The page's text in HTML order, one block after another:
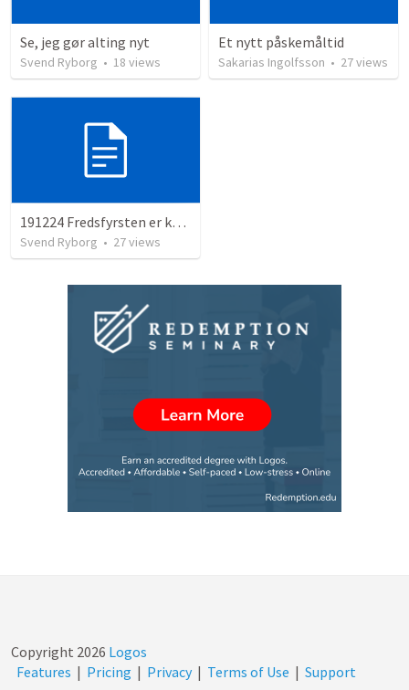
Se, jeg gør alting nyt
Svend Ryborg • 18 views
Et nytt påskemåltid
Sakarias Ingolfsson • 27views
191224 Fredsfyrsten er kommet
Svend Ryborg • 27views
Copyright 2026 Logos
Features | Pricing | Privacy | Terms of Use | Support